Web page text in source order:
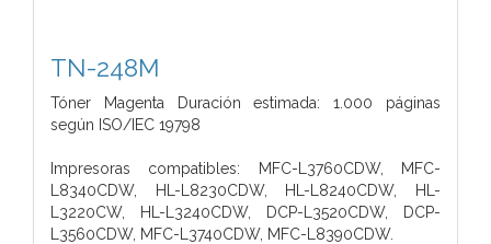
TN-248M
Tóner Magenta Duración estimada: 1.000 páginas
según ISO/IEC 19798
Impresoras compatibles: MFC-L3760CDW, MFC-
L8340CDW, HL-L8230CDW, HL-L8240CDW, HL-
L3220CW, HL-L3240CDW, DCP-L3520CDW, DCP-
L3560CDW, MFC-L3740CDW, MFC-L8390CDW.